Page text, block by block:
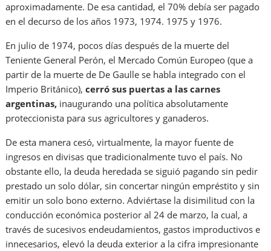
aproximadamente. De esa cantidad, el 70% debía ser pagado
en el decurso de los años 1973, 1974. 1975 y 1976.
En julio de 1974, pocos días después de la muerte del
Teniente General Perón, el Mercado Común Europeo (que a
partir de la muerte de De Gaulle se habla integrado con el
Imperio Británico),cerró sus puertas a las carnes
argentinas, inaugurando una política absolutamente
proteccionista para sus agricultores y ganaderos.
De esta manera cesó, virtualmente, la mayor fuente de
ingresos en divisas que tradicionalmente tuvo el país. No
obstante ello, la deuda heredada se siguió pagando sin pedir
prestado un solo dólar, sin concertar ningún empréstito y sin
emitir un solo bono externo. Adviértase la disimilitud con la
conducción económica posterior al 24 de marzo, la cual, a
través de sucesivos endeudamientos, gastos improductivos e
innecesarios, elevó la deuda exterior a la cifra impresionante